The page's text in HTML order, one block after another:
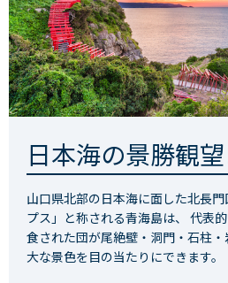
日本海の景勝観
山口県北部の日本海に面した北長
プス」と称される青海島は、 代表
食された団が尾絶壁・洞門・石柱
大な景色を目の当たりにできます。